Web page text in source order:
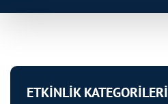
ETKİNLİK KATEGORİLERİ